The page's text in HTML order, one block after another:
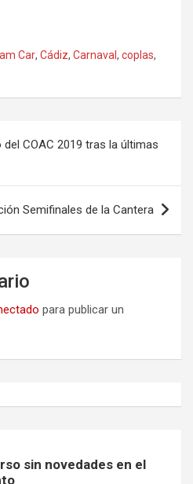
Car, Cádiz, Carnaval , coplas,
COAC 2019 tras la últimas
Semifinales de la Cantera
para publicar un
sin novedades en el